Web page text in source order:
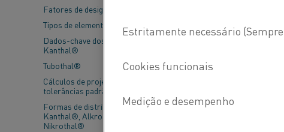
Fatores de design
Tipos de elementos
Dados-chave dos elementos
Kanthal®
Tubothal®
Cálculos de projeto e
tolerâncias padrão
Formas de distribuição -
Kanthal®, Alkrothal® e
Nikrothal®
Para responder a
instituto líder na
intitulado “Fossil-
P&D da Kanthal.